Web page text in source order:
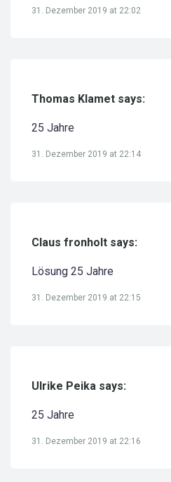
31. Dezember 2019 at 22:02
Thomas Klamet says:
25 Jahre
31. Dezember 2019 at 22:14
Claus fronholt says:
Lösung 25 Jahre
31. Dezember 2019 at 22:15
Ulrike Peika says:
25 Jahre
31. Dezember 2019 at 22:16